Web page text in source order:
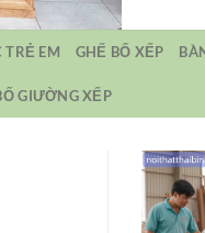
TRẺ EM GHẾ BỐ XẾP
GIƯỜNG XẾP